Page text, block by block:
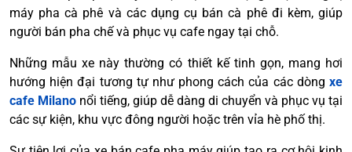
máy pha cà phê và các dụng cụ bán cà phê đi kèm, giúp
người bán pha chế và phục vụ cafe ngay tại chỗ.
Những mẫu xe này thường có thiết kế tinh gọn, mang hơi
hướng hiện đại tương tự như phong cách của các dòng xe
cafe Milano nổi tiếng, giúp dễ dàng di chuyển và phục vụ tại
các sự kiện, khu vực đông người hoặc trên vỉa hè phố thị.